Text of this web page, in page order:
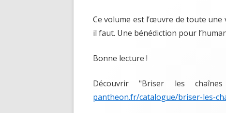
Ce volume est l’œuvre de toute une
il faut. Une bénédiction pour
Bonne lecture !
Découvrir "Briser les
pantheon.fr/catalogue/briser-les-